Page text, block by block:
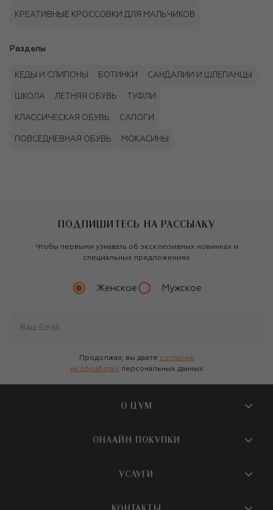
КРЕАТИВНЫЕ КРОССОВКИ ДЛЯ МАЛЬЧИКОВ
Разделы
КЕДЫ И СЛИПОНЫ БОТИНКИ САНДАЛИИ И ШЛЕПАНЦЫ
ШКОЛА ЛЕТНЯЯ ОБУВЬ ТУФЛИ
КЛАССИЧЕСКАЯ ОБУВЬ САПОГИ
ПОВСЕДНЕВНАЯ ОБУВЬ МОКАСИНЫ
ПОДПИШИТЕСЬ НА РАССЫЛКУ
Чтобы первыми узнавать об эксклюзивных новинках и
специальных предложениях
Женское Мужское
Продолжая, вы даете согласие
на обработку персональных данных
О ЦУМ
О магазине
Бутики и ПВЗ ЦУМ
ОНЛАЙН ПОКУПКИ
УСЛУГИ